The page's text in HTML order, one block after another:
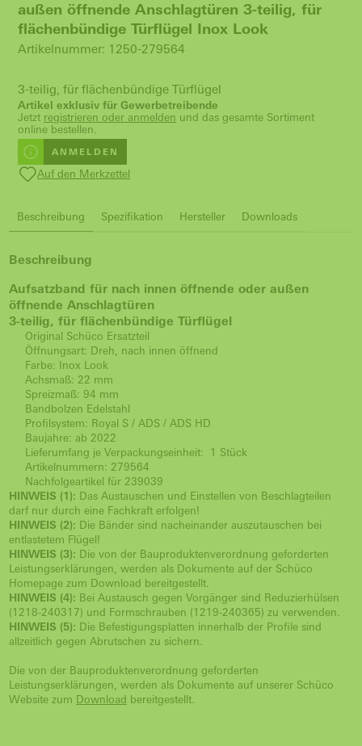
außen öffnende Anschlagtüren 3-teilig, für
flächenbündige Türflügel Inox Look
Artikelnummer: 1250-279564
3-teilig, für flächenbündige Türflügel
Artikel exklusiv für Gewerbetreibende
Jetzt registrieren oder anmelden und das gesamte Sortiment
online bestellen.
ANMELDEN
Auf den Merkzettel
Beschreibung Spezifikation Hersteller Downloads
Beschreibung
Aufsatzband für nach innen öffnende oder außen
öffnende Anschlagtüren
3-teilig, für flächenbündige Türflügel
Original Schüco Ersatzteil
Öffnungsart: Dreh, nach innen öffnend
Farbe: Inox Look
Achsmaß: 22 mm
Spreizmaß: 94 mm
Bandbolzen Edelstahl
Profilsystem: Royal S / ADS / ADS HD
Baujahre: ab 2022
Lieferumfang je Verpackungseinheit: 1 Stück
Artikelnummern: 279564
Nachfolgeartikel für 239039
HINWEIS (1): Das Austauschen und Einstellen von Beschlagteilen
darf nur durch eine Fachkraft erfolgen!
HINWEIS (2): Die Bänder sind nacheinander auszutauschen bei
entlastetem Flügel!
HINWEIS (3): Die von der Bauproduktenverordnung geforderten
Leistungserklärungen, werden als Dokumente auf der Schüco
Homepage zum Download bereitgestellt.
HINWEIS (4): Bei Austausch gegen Vorgänger sind Reduzierhülsen
(1218-240317) und Formschrauben (1219-240365) zu verwenden.
HINWEIS (5): Die Befestigungsplatten innerhalb der Profile sind
allzeitlich gegen Abrutschen zu sichern.
Die von der Bauproduktenverordnung geforderten
Leistungserklärungen, werden als Dokumente auf unserer Schüco
Website zum Download bereitgestellt.